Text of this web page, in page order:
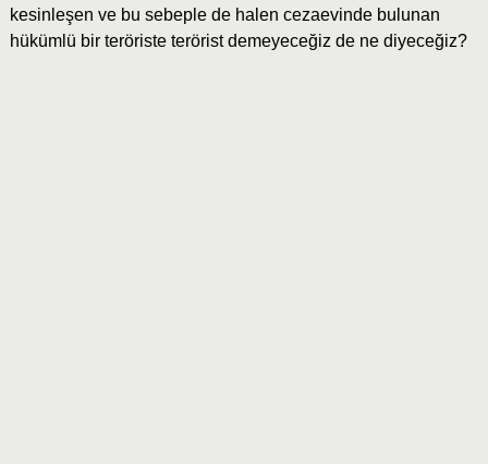
kesinleşen ve bu sebeple de halen cezaevinde bulunan
hükümlü bir teröriste terörist demeyeceğiz de ne diyeceğiz?